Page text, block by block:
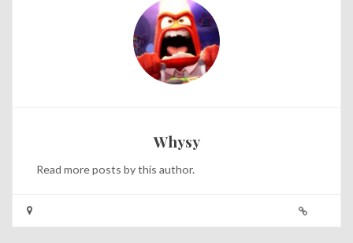
Whysy
Read more posts by this author.